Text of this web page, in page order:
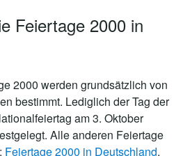
Feiertage 2000 in
2000 werden grundsätzlich von
bestimmt. Lediglich der Tag der
am 3. Oktober
Alle anderen Feiertage
Feiertage 2000 in Deutschland.